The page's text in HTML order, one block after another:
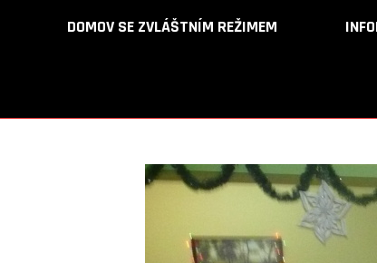
DOMOV SE ZVLÁŠTNÍM REŽIMEM
DOMOV SE ZVLÁŠTNÍM REŽIMEM